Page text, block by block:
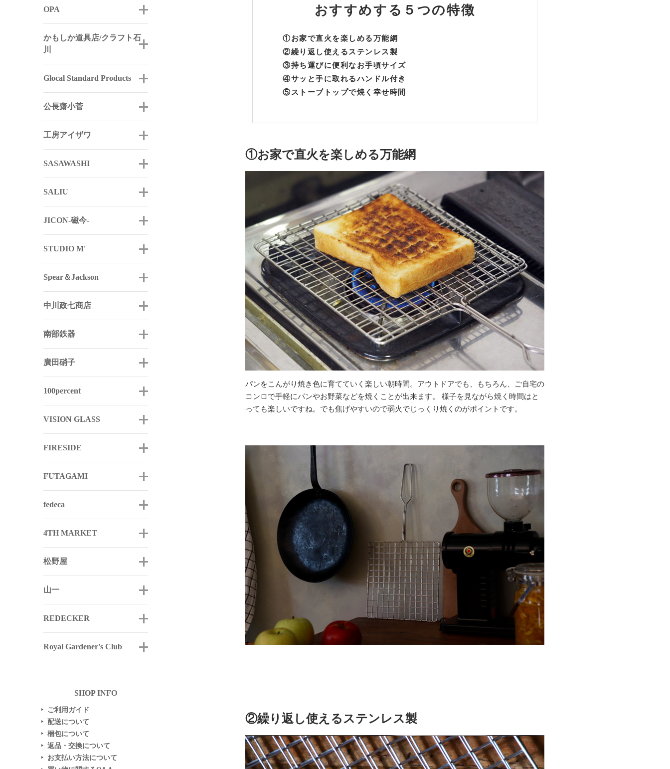
OPA
かもしか道具店/クラフト石
川
Glocal Standard Products
公長齋小菅
工房アイザワ
SASAWASHI
SALIU
JICON-磁今-
STUDIO M'
Spear＆Jackson
中川政七商店
南部鉄器
廣田硝子
100percent
VISION GLASS
FIRESIDE
FUTAGAMI
fedeca
4TH MARKET
松野屋
山一
REDECKER
Royal Gardener's Club
SHOP INFO
▶ ご利用ガイド
▶ 配送について
▶ 梱包について
▶ 返品・交換について
▶ お支払い方法について
おすすめする ５つの特徴
①お家で直火を楽しめる万能網
②繰り返し使えるステンレス製
③持ち運びに便利なお手頃サイズ
④サッと手に取れるハンドル付き
⑤ストーブトップで焼く幸せ時間
①お家で直火を楽しめる万能網
パンをこんがり焼き色に育てていく楽しい朝時間。アウトドアでも、もちろん、ご自宅の
コンロで手軽にパンやお野菜などを焼くことが出来ます。 様子を見ながら焼く時間はと
っても楽しいですね。でも焦げやすいので弱火でじっくり焼くのがポイントです。
②繰り返し使えるステンレス製